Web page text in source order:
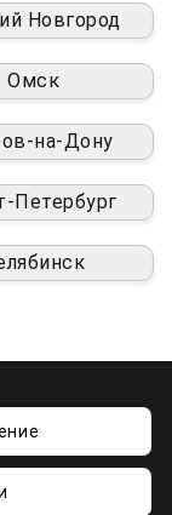
Новгород
Омск
на-Дону
Петербург